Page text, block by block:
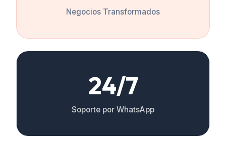
Negocios Transformados
24/7
Soporte por WhatsApp